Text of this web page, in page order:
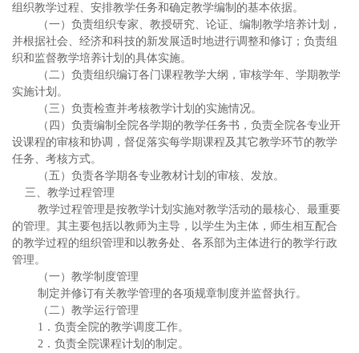
组织教学过程、安排教学任务和确定教学编制的基本依据。
（一）负责组织专家、教授研究、论证、编制教学培养计划，
并根据社会、经济和科技的新发展适时地进行调整和修订；负责组
织和监督教学培养计划的具体实施。
（二）负责组织编订各门课程教学大纲，审核学年、学期教学
实施计划。
（三）负责检查并考核教学计划的实施情况。
（四）负责编制全院各学期的教学任务书，负责全院各专业开
设课程的审核和协调，督促落实每学期课程及其它教学环节的教学
任务、考核方式。
（五）负责各学期各专业教材计划的审核、发放。
三、教学过程管理
教学过程管理是按教学计划实施对教学活动的最核心、最重要
的管理。其主要包括以教师为主导，以学生为主体，师生相互配合
的教学过程的组织管理和以教务处、各系部为主体进行的教学行政
管理。
（一）教学制度管理
制定并修订有关教学管理的各项规章制度并监督执行。
（二）教学运行管理
1．负责全院的教学调度工作。
2．负责全院课程计划的制定。